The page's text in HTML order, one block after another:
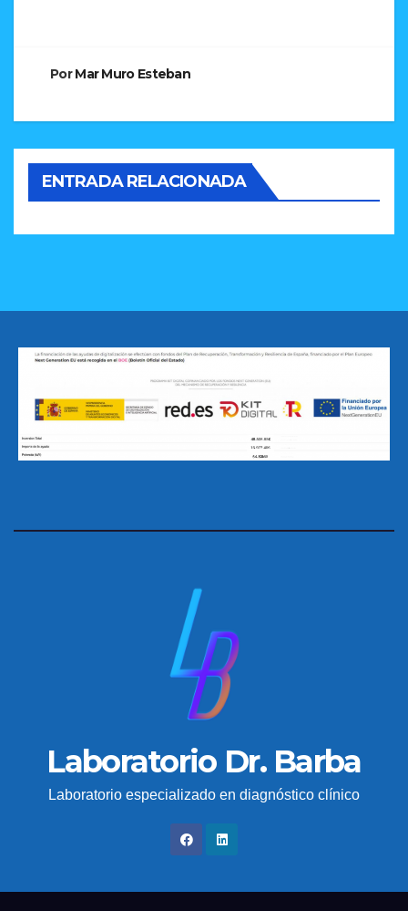
PorMar Muro Esteban
ENTRADA RELACIONADA
Laboratorio Dr. Barba
Laboratorio especializado en diagnóstico clínico